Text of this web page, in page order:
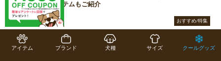
アイテム ブランド 犬種 サイズ クールグッズ
あると便利なアイテムもご紹介
2026/07/07 おすすめ/特集